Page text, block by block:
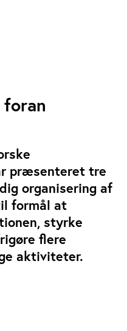
præsenteret tre
organisering af
formål at
styrke
flere
aktiviteter.